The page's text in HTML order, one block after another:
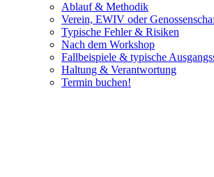
Ablauf & Methodik
Verein, EWIV oder
Typische Fehler & Risiken
Nach dem Workshop
Fallbeispiele & typische
Haltung & Verantwortung
Termin buchen!